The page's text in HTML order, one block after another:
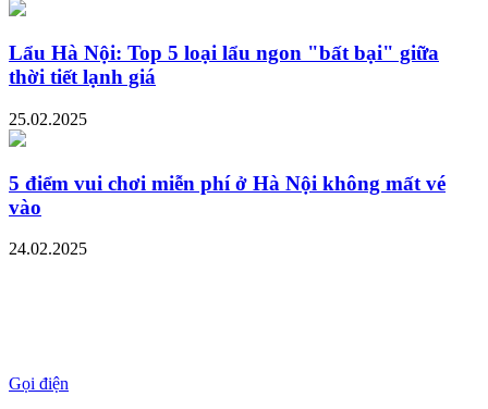
Lẩu Hà Nội: Top 5 loại lẩu ngon "bất bại" giữa
thời tiết lạnh giá
25.02.2025
5 điểm vui chơi miễn phí ở Hà Nội không mất vé
vào
24.02.2025
Gọi điện